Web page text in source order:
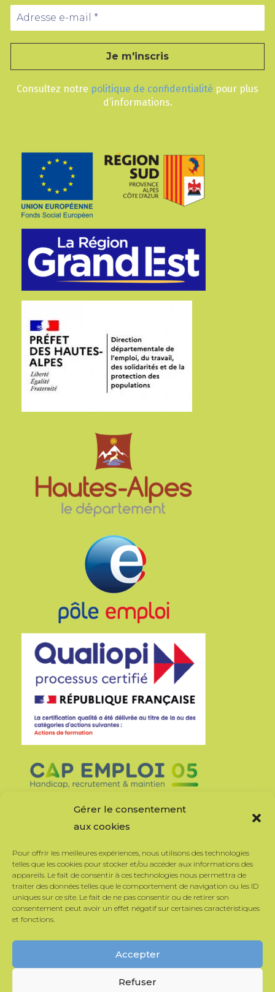
Gérer le consentement
aux cookies
Pour offrir les meilleures expériences, nous utilisons des technologies
telles que les cookies pour stocker et/ou accéder aux informations des
appareils. Le fait de consentir à ces technologies nous permettra de
traiter des données telles que le comportement de navigation ou les ID
uniques sur ce site. Le fait de ne pas consentir ou de retirer son
consentement peut avoir un effet négatif sur certaines caractéristiques
et fonctions.
Accepter
Refuser
Consultez notre politique de confidentialité pour plus
d’informations.